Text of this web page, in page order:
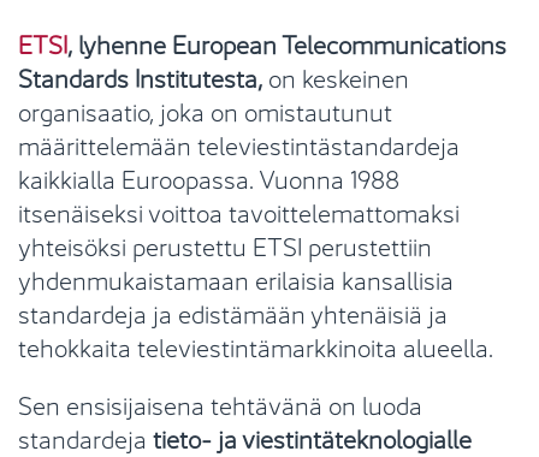
ETSI, lyhenne European Telecommunications
Standards Institutesta,on keskeinen
organisaatio, joka on omistautunut
määrittelemään televiestintästandardeja
kaikkialla Euroopassa. Vuonna 1988
itsenäiseksi voittoa tavoittelemattomaksi
yhteisöksi perustettu ETSI perustettiin
yhdenmukaistamaan erilaisia ​​kansallisia
standardeja ja edistämään yhtenäisiä ja
tehokkaita televiestintämarkkinoita alueella.
Sen ensisijaisena tehtävänä on luoda
standardeja tieto- ja viestintäteknologialle